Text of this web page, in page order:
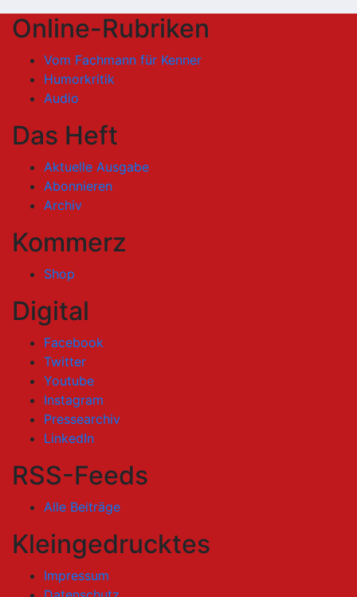
Online-Rubriken
Vom Fachmann für Kenner
Humorkritik
Audio
Das Heft
Aktuelle Ausgabe
Abonnieren
Archiv
Kommerz
Shop
Digital
Facebook
Twitter
Youtube
Instagram
Pressearchiv
LinkedIn
RSS-Feeds
Alle Beiträge
Kleingedrucktes
Impressum